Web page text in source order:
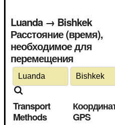
Luanda → Bishkek
Расстояние (время),
необходимое для
перемещения
Transport
Methods
GPS